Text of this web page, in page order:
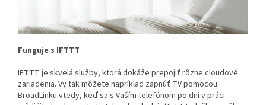
Funguje s IFTTT
IFTTT je skvelá služby, ktorá dokáže prepojiť rôzne cloudové
zariadenia. Vy tak môžete napríklad zapnúť TV pomocou
BroadLinku vtedy, keď sa s Vaším telefónom po dni v práci